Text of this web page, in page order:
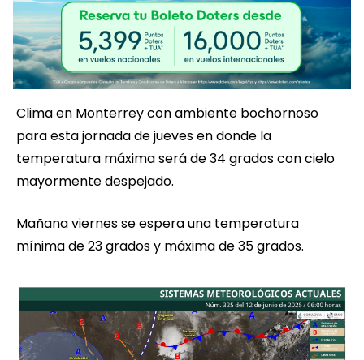
Clima en Monterrey con ambiente bochornoso
para esta jornada de jueves en donde la
temperatura máxima será de 34 grados con cielo
mayormente despejado.
Mañana viernes se espera una temperatura
mínima de 23 grados y máxima de 35 grados.